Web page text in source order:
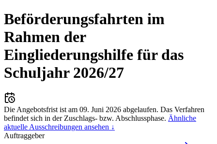
Beförderungsfahrten im
Rahmen der
Eingliederungshilfe für das
Schuljahr 2026/27
Die Angebotsfrist ist am 09. Juni 2026 abgelaufen. Das Verfahren
befindet sich in der Zuschlags- bzw. Abschlussphase. Ähnliche
aktuelle Ausschreibungen ansehen ↓
Auftraggeber